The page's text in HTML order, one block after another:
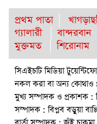
প্রথম পাতা
গ্যালারী
বান্দরবান
মুক্তমত
শিরোনাম
সিএইচটি মিডিয়া
নকল করা বা অন্য কোথাও
মুখ্য সম্পাদক ও প্রকাশক :
সম্পাদক : বিপ্লব বড়ুয়া